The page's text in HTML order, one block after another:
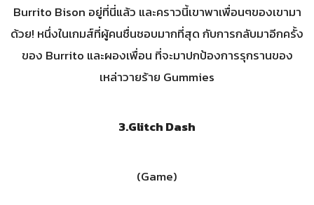
Burrito Bison อยู่ที่นี่แล้ว และคราวนี้เขาพาเพื่อนๆของเขามา
ด้วย! หนึ่งในเกมส์ที่ผู้คนชื่นชอบมากที่สุด กับการกลับมาอีกครั้ง
ของ Burrito และผองเพื่อน ที่จะมาปกป้องการรุกรานของ
เหล่าวายร้าย Gummies
3.Glitch Dash
(Game)